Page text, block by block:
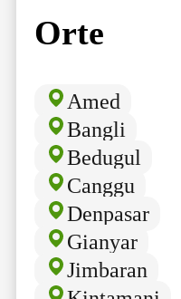
Orte
Amed
Bangli
Bedugul
Canggu
Denpasar
Gianyar
Jimbaran